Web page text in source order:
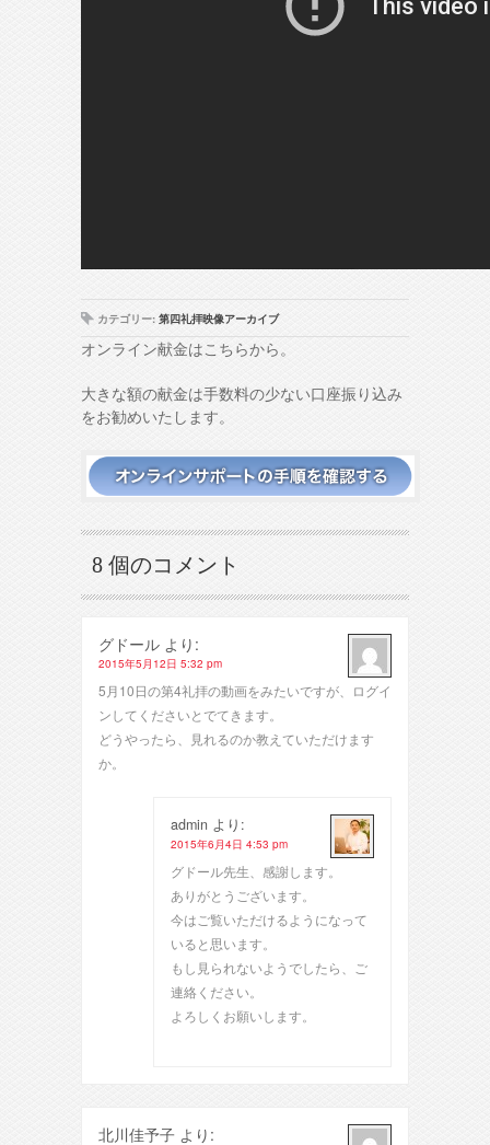
カテゴリー: 第四礼拝映像アーカイブ
オンライン献金はこちらから。
大きな額の献金は手数料の少ない口座振り込み
をお勧めいたします。
8 個のコメント
グドール より:
2015年5月12日 5:32 pm
5月10日の第4礼拝の動画をみたいですが、ログイ
ンしてくださいとでてきます。
どうやったら、見れるのか教えていただけます
か。
admin より:
2015年6月4日 4:53 pm
グドール先生、感謝します。
ありがとうございます。
今はご覧いただけるようになって
いると思います。
もし見られないようでしたら、ご
連絡ください。
よろしくお願いします。
北川佳予子 より: